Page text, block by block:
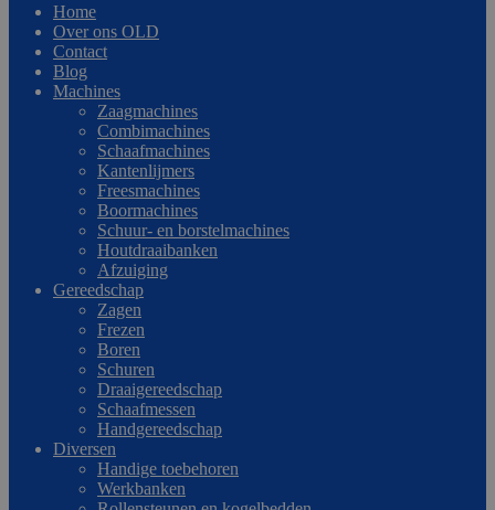
Home
Over ons OLD
Contact
Blog
Machines
Zaagmachines
Combimachines
Schaafmachines
Kantenlijmers
Freesmachines
Boormachines
Schuur- en borstelmachines
Houtdraaibanken
Afzuiging
Gereedschap
Zagen
Frezen
Boren
Schuren
Draaigereedschap
Schaafmessen
Handgereedschap
Diversen
Handige toebehoren
Werkbanken